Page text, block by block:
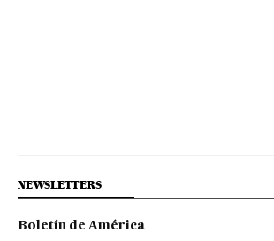
NEWSLETTERS
Boletín de América